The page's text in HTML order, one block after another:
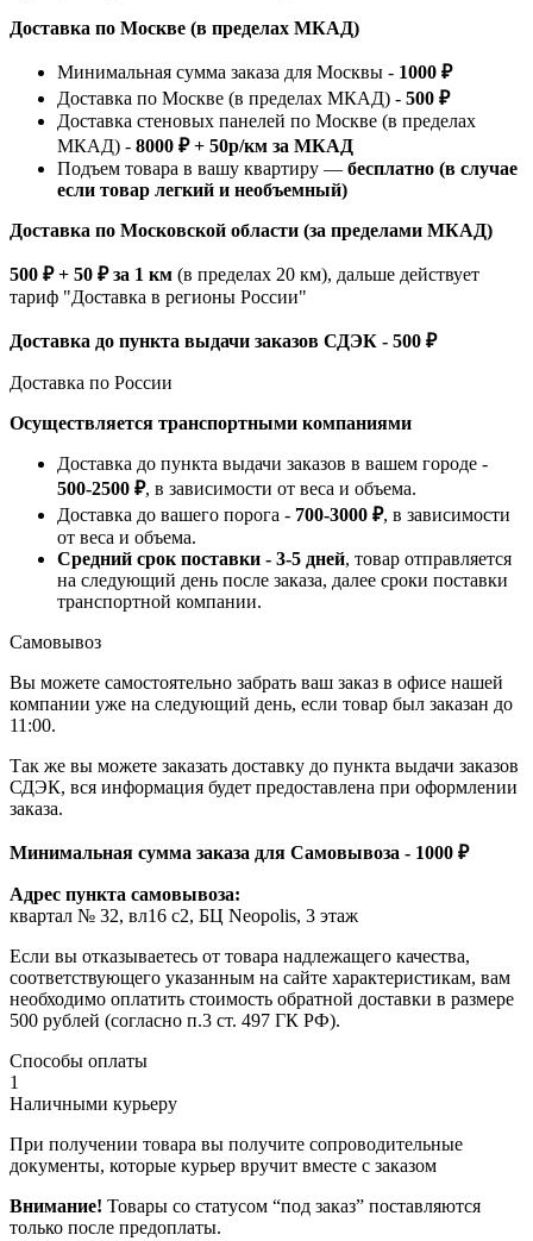
Доставка по Москве (в пределах МКАД)
Минимальная сумма заказа для Москвы - 1000 ₽
Доставка по Москве (в пределах МКАД) - 500 ₽
Доставка стеновых панелей по Москве (в пределах
МКАД) - 8000 ₽ + 50р/км за МКАД
Подъем товара в вашу квартиру — бесплатно (в случае
если товар легкий и необъемный)
Доставка по Московской области (за пределами МКАД)
500 ₽ + 50 ₽ за 1 км (в пределах 20 км), дальше действует
тариф "Доставка в регионы России"
Доставка до пункта выдачи заказов СДЭК - 500 ₽
Доставка по России
Осуществляется транспортными компаниями
Доставка до пункта выдачи заказов в вашем городе -
500-2500 ₽, в зависимости от веса и объема.
Доставка до вашего порога - 700-3000 ₽, в зависимости
от веса и объема.
Средний срок поставки - 3-5 дней, товар отправляется
на следующий день после заказа, далее сроки поставки
транспортной компании.
Самовывоз
Вы можете самостоятельно забрать ваш заказ в офисе нашей
компании уже на следующий день, если товар был заказан до
11:00.
Так же вы можете заказать доставку до пункта выдачи заказов
СДЭК, вся информация будет предоставлена при оформлении
заказа.
Минимальная сумма заказа для Самовывоза - 1000 ₽
Адрес пункта самовывоза:
квартал № 32, вл16 с2, БЦ Neopolis, 3 этаж
Если вы отказываетесь от товара надлежащего качества,
соответствующего указанным на сайте характеристикам, вам
необходимо оплатить стоимость обратной доставки в размере
500 рублей (согласно п.3 ст. 497 ГК РФ).
Способы оплаты
1
Наличными курьеру
При получении товара вы получите сопроводительные
документы, которые курьер вручит вместе с заказом
Внимание! Товары со статусом “под заказ” поставляются
только после предоплаты.